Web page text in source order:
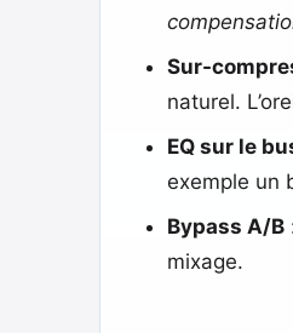
Sur-
naturel.
EQ sur le
exemple un
Bypass A/B
mixage.